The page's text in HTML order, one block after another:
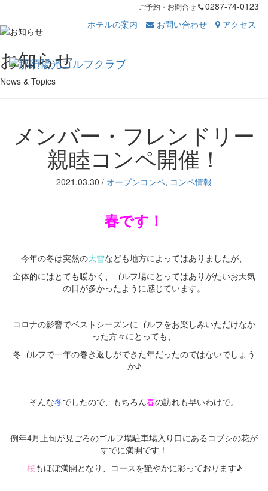
ご予約・お問合せ
0287-74-0123
ホテルの案内
お問い合わせ アクセス
お知らせ
News & Topics
メンバー・フレンドリー
親睦コンペ開催！
2021.03.30 / オープンコンペ, コンペ情報
春です！
今年の冬は突然の大雪なども地方によってはありましたが、
全体的にはとても暖かく、ゴルフ場にとってはありがたいお天気
の日が多かったように感じています。
コロナの影響でベストシーズンにゴルフをお楽しみいただけなか
った方々にとっても、
冬ゴルフで一年の巻き返しができた年だったのではないでしょう
か♪
そんな冬でしたので、もちろん春の訪れも早いわけで。
例年4月上旬が見ごろのゴルフ場駐車場入り口にあるコブシの花が
すでに満開です！
桜もほぼ満開となり、コースを艶やかに彩っております♪